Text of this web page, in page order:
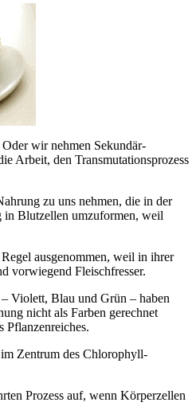
wir nehmen Sekundär-
Arbeit, den Transmutationsprozess
zu uns nehmen, die in der
in Blutzellen umzuformen, weil
ausgenommen, weil in ihrer
vorwiegend Fleischfresser.
Violett, Blau und Grün – haben
nicht als Farben gerechnet
Pflanzenreiches.
Zentrum des Chlorophyll-
Prozess auf, wenn Körperzellen